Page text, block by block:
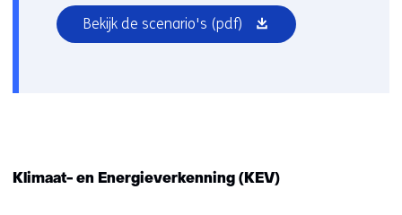
Bekijk de scenario's (pdf) (opent
in
Klimaat- en Energieverkenning (KEV)